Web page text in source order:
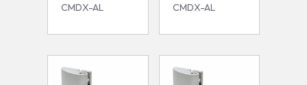
CMDX-AL CMDX-AL